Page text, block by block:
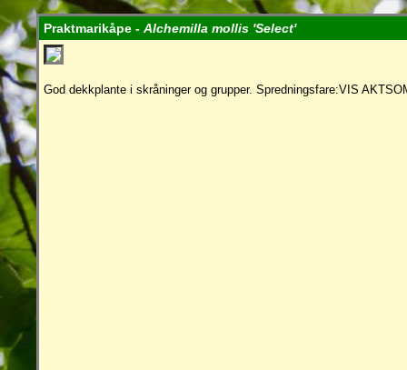
Praktmarikåpe - Alchemilla mollis 'Select'
God dekkplante i skråninger og grupper. Spredningsfare:VIS